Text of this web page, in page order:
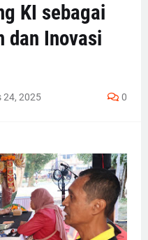
KI sebagai
dan Inovasi
24, 2025 0